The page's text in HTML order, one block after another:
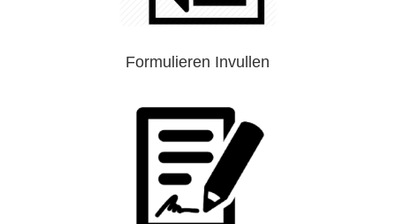
Formulieren Invullen